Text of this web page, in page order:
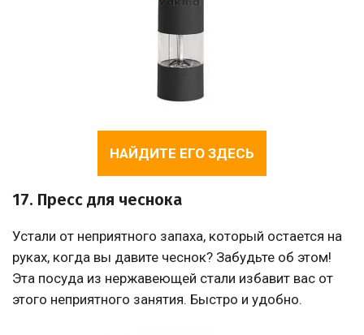
НАЙДИТЕ ЕГО ЗДЕСЬ
17. Пресс для чеснока
Устали от неприятного запаха, который остается на
руках, когда вы давите чеснок? Забудьте об этом!
Эта посуда из нержавеющей стали избавит вас от
этого неприятного занятия. Быстро и удобно.